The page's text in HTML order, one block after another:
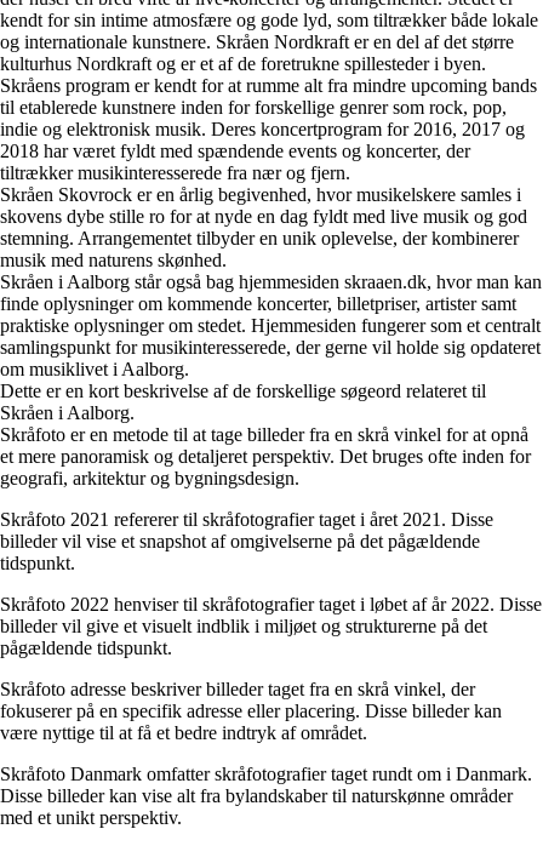
kendt for sin intime atmosfære og gode lyd, som tiltrækker både lokale
og internationale kunstnere. Skråen Nordkraft er en del af det større
kulturhus Nordkraft og er et af de foretrukne spillesteder i byen.
Skråens program er kendt for at rumme alt fra mindre upcoming bands
til etablerede kunstnere inden for forskellige genrer som rock, pop,
indie og elektronisk musik. Deres koncertprogram for 2016, 2017 og
2018 har været fyldt med spændende events og koncerter, der
tiltrækker musikinteresserede fra nær og fjern.
Skråen Skovrock er en årlig begivenhed, hvor musikelskere samles i
skovens dybe stille ro for at nyde en dag fyldt med live musik og god
stemning. Arrangementet tilbyder en unik oplevelse, der kombinerer
musik med naturens skønhed.
Skråen i Aalborg står også bag hjemmesiden skraaen.dk, hvor man kan
finde oplysninger om kommende koncerter, billetpriser, artister samt
praktiske oplysninger om stedet. Hjemmesiden fungerer som et centralt
samlingspunkt for musikinteresserede, der gerne vil holde sig opdateret
om musiklivet i Aalborg.
Dette er en kort beskrivelse af de forskellige søgeord relateret til
Skråen i Aalborg.
Skråfoto er en metode til at tage billeder fra en skrå vinkel for at opnå
et mere panoramisk og detaljeret perspektiv. Det bruges ofte inden for
geografi, arkitektur og bygningsdesign.
Skråfoto 2021 refererer til skråfotografier taget i året 2021. Disse
billeder vil vise et snapshot af omgivelserne på det pågældende
tidspunkt.
Skråfoto 2022 henviser til skråfotografier taget i løbet af år 2022. Disse
billeder vil give et visuelt indblik i miljøet og strukturerne på det
pågældende tidspunkt.
Skråfoto adresse beskriver billeder taget fra en skrå vinkel, der
fokuserer på en specifik adresse eller placering. Disse billeder kan
være nyttige til at få et bedre indtryk af området.
Skråfoto Danmark omfatter skråfotografier taget rundt om i Danmark.
Disse billeder kan vise alt fra bylandskaber til naturskønne områder
med et unikt perspektiv.